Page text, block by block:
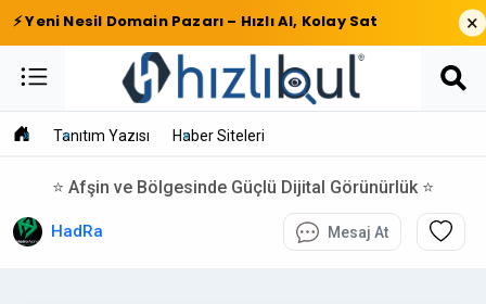
⚡ Yeni Nesil Domain Pazarı – Hızlı Al, Kolay Sat ×
Tanıtım Yazısı Haber Siteleri
⭐ Afşin ve Bölgesinde Güçlü Dijital Görünürlük ⭐
HadRa Mesaj At